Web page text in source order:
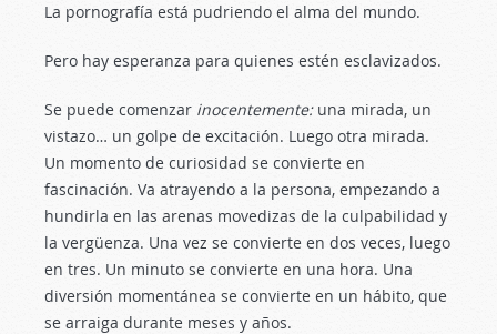
La pornografía está pudriendo el alma del mundo.
Pero hay esperanza para quienes estén esclavizados.
Se puede comenzar inocentemente:una mirada, un
vistazo… un golpe de excitación. Luego otra mirada.
Un momento de curiosidad se convierte en
fascinación. Va atrayendo a la persona, empezando a
hundirla en las arenas movedizas de la culpabilidad y
la vergüenza. Una vez se convierte en dos veces, luego
en tres. Un minuto se convierte en una hora. Una
diversión momentánea se convierte en un hábito, que
se arraiga durante meses y años.